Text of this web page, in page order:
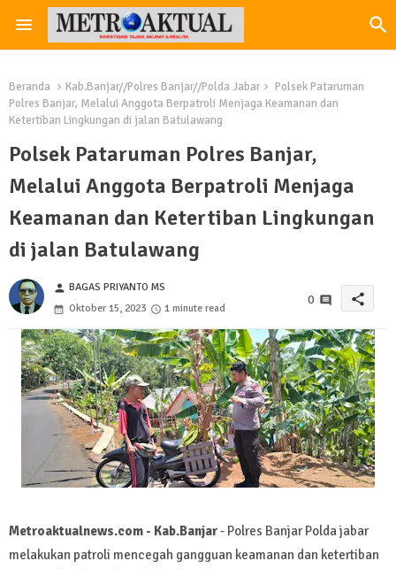
Beranda Kab.Banjar//Polres Banjar//Polda Jabar
Polsek Pataruman
Polres Banjar, Melalui Anggota Berpatroli Menjaga Keamanan dan
Ketertiban Lingkungan di jalan Batulawang
Polsek Pataruman Polres Banjar,
Melalui Anggota Berpatroli Menjaga
Keamanan dan Ketertiban Lingkungan
di jalan Batulawang
person BAGAS PRIYANTO MS
Oktober 15, 2023
1 minute read
0 share
Metroaktualnews.com - Kab.Banjar- Polres Banjar Polda jabar
melakukan patroli mencegah gangguan keamanan dan ketertiban